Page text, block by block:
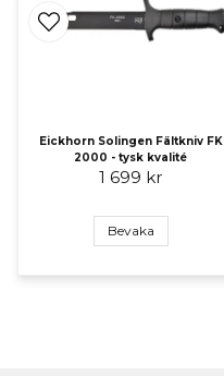
Eickhorn Solingen Fältkniv FK
2000 - tysk kvalité
1 699 kr
Bevaka